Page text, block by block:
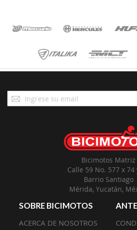
Suscríbase
a
Bicimotos Matriz
Calle 59 No. 577 x 74
Barrio Santiago
Mérida, Yucatán,
SOBRE BICIMOTOS
ACERCA DE NOSOTROS